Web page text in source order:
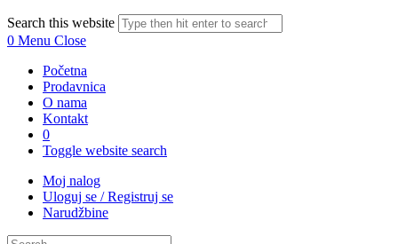
Search this website
0 Menu Close
Početna
Prodavnica
O nama
Kontakt
0
Toggle website search
Moj nalog
Uloguj se / Registruj se
Narudžbine